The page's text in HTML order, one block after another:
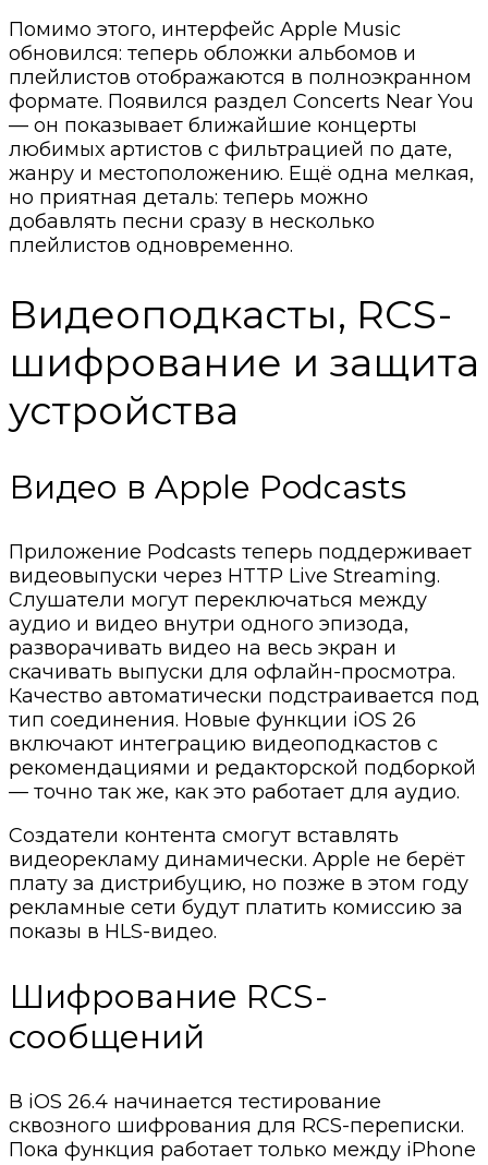
Помимо этого, интерфейс Apple Music
обновился: теперь обложки альбомов и
плейлистов отображаются в полноэкранном
формате. Появился раздел Concerts Near You
— он показывает ближайшие концерты
любимых артистов с фильтрацией по дате,
жанру и местоположению. Ещё одна мелкая,
но приятная деталь: теперь можно
добавлять песни сразу в несколько
плейлистов одновременно.
Видеоподкасты, RCS-
шифрование и защита
устройства
Видео в Apple Podcasts
Приложение Podcasts теперь поддерживает
видеовыпуски через HTTP Live Streaming.
Слушатели могут переключаться между
аудио и видео внутри одного эпизода,
разворачивать видео на весь экран и
скачивать выпуски для офлайн-просмотра.
Качество автоматически подстраивается под
тип соединения. Новые функции iOS 26
включают интеграцию видеоподкастов с
рекомендациями и редакторской подборкой
— точно так же, как это работает для аудио.
Создатели контента смогут вставлять
видеорекламу динамически. Apple не берёт
плату за дистрибуцию, но позже в этом году
рекламные сети будут платить комиссию за
показы в HLS-видео.
Шифрование RCS-
сообщений
В iOS 26.4 начинается тестирование
сквозного шифрования для RCS-переписки.
Пока функция работает только между iPhone